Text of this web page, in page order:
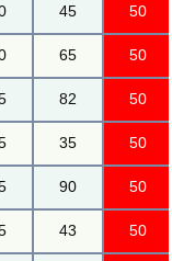
45 50
65 50
82 50
35 50
90 50
43 50